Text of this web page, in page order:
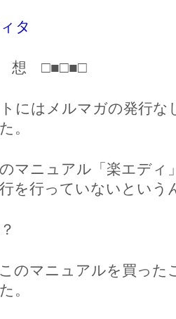
タ
□■□■□
にはメルマガの発行な
。
マニュアル「楽エディ
を行っていないという
のマニュアルを買った
。